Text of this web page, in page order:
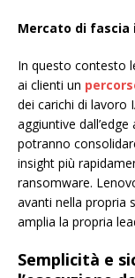
Mercato di fascia
In questo contesto
ai clienti un
dei carichi di lavoro
aggiuntive
potranno
insight più
ransomware.
avanti nella propria
amplia la propria
Semplicità e